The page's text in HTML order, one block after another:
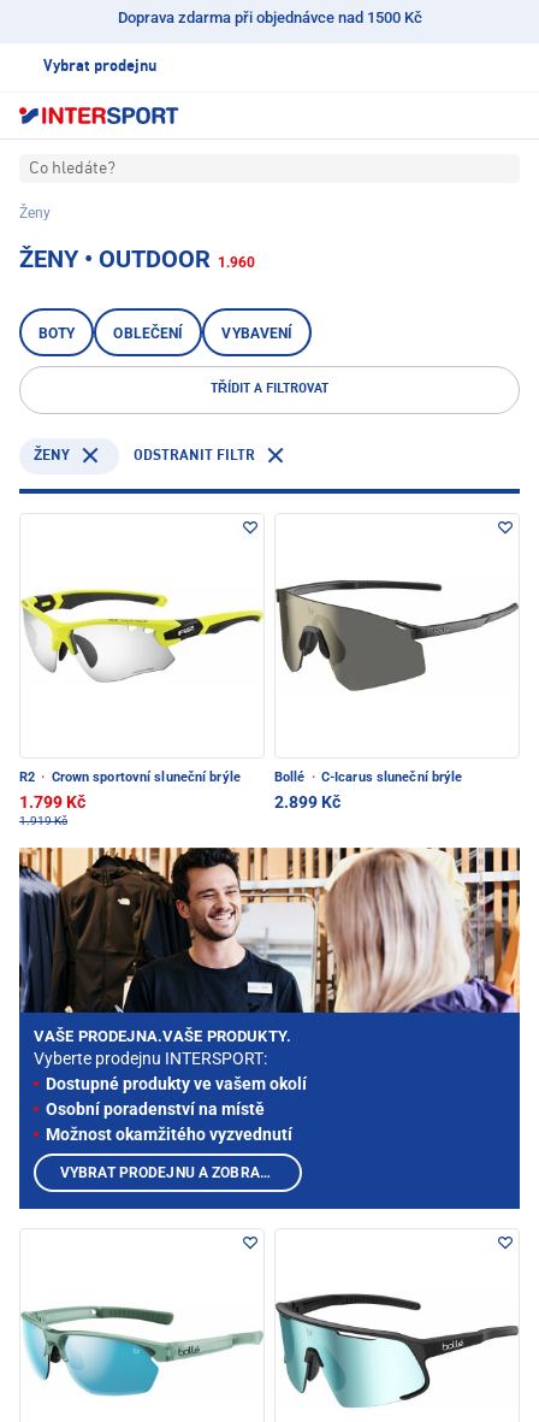
Doprava zdarma při objednávce nad 1500 Kč
Vybrat prodejnu
Co hledáte?
Ženy
ŽENY • OUTDOOR 1.960
BOTY OBLEČENÍ VYBAVENÍ
TŘÍDIT A FILTROVAT
ŽENY ODSTRANIT FILTR
R2 · Crown sportovní sluneční brýle
1.799 Kč
1.919 Kč
Bollé · C-Icarus sluneční brýle
2.899 Kč
VAŠE PRODEJNA.VAŠE PRODUKTY.
Vyberte prodejnu INTERSPORT:
Dostupné produkty ve vašem okolí
Osobní poradenství na místě
Možnost okamžitého vyzvednutí
VYBRAT PRODEJNU A ZOBRAZIT PRODUKTY